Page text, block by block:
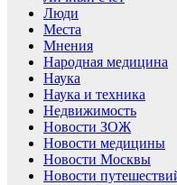
Люди
Места
Мнения
Народная медицина
Наука
Наука и техника
Недвижимость
Новости ЗОЖ
Новости медицины
Новости Москвы
Новости